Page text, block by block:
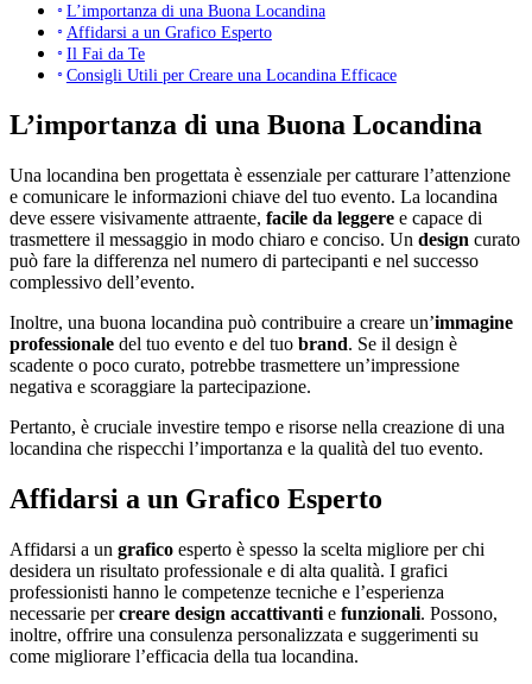
L’importanza di una Buona Locandina
Affidarsi a un Grafico Esperto
Il Fai da Te
Consigli Utili per Creare una Locandina Efficace
L’importanza di una Buona Locandina
Una locandina ben progettata è essenziale per catturare l’attenzione
e comunicare le informazioni chiave del tuo evento. La locandina
deve essere visivamente attraente, facile da leggere e capace di
trasmettere il messaggio in modo chiaro e conciso. Un design curato
può fare la differenza nel numero di partecipanti e nel successo
complessivo dell’evento.
Inoltre, una buona locandina può contribuire a creare un’immagine
professionale del tuo evento e del tuo brand. Se il design è
scadente o poco curato, potrebbe trasmettere un’impressione
negativa e scoraggiare la partecipazione.
Pertanto, è cruciale investire tempo e risorse nella creazione di una
locandina che rispecchi l’importanza e la qualità del tuo evento.
Affidarsi a un Grafico Esperto
Affidarsi a un grafico esperto è spesso la scelta migliore per chi
desidera un risultato professionale e di alta qualità. I grafici
professionisti hanno le competenze tecniche e l’esperienza
necessarie percreare design accattivanti e funzionali. Possono,
inoltre, offrire una consulenza personalizzata e suggerimenti su
come migliorare l’efficacia della tua locandina.